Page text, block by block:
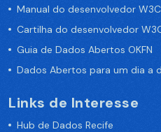
Manual do desenvolvedor W3C
Cartilha do desenvolvedor
Guia de Dados Abertos OKFN
Dados Abertos para um dia a
Links de Interesse
Hub de Dados Recife